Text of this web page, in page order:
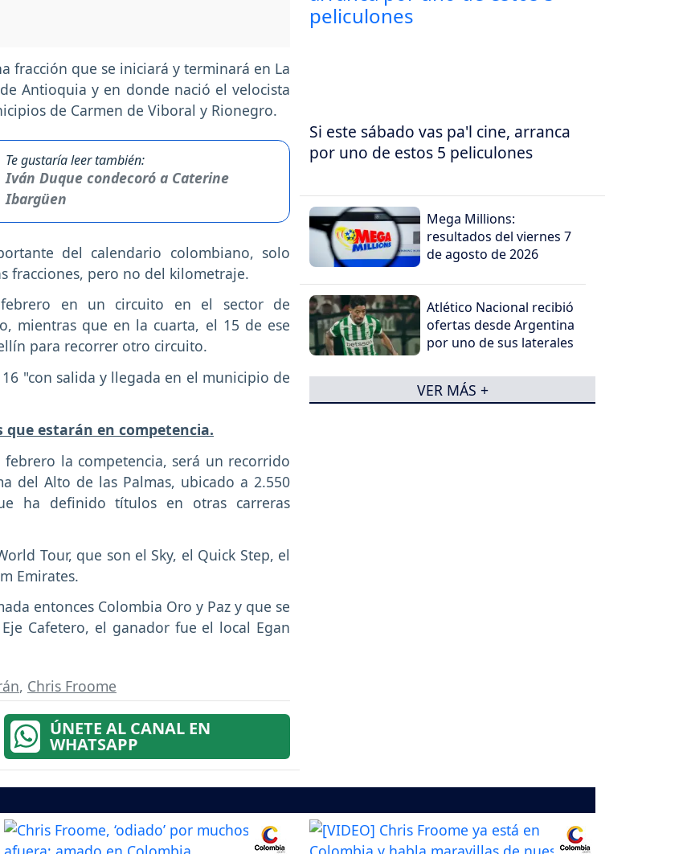
fracción que se iniciará y terminará en La
Antioquia y en donde nació el velocista
de Carmen de Viboral y Rionegro.
Te gustaría leer también:
Iván Duque condecoró a Caterine
Ibargüen
del calendario colombiano, solo
fracciones, pero no del kilometraje.
en un circuito en el sector de
mientras que en la cuarta, el 15 de ese
para recorrer otro circuito.
"con salida y llegada en el municipio de
que estarán en competencia.
la competencia, será un recorrido
del Alto de las Palmas, ubicado a 2.550
ha definido títulos en otras carreras
Tour, que son el Sky, el Quick Step, el
Emirates.
entonces Colombia Oro y Paz y que se
Cafetero, el ganador fue el local Egan
, Chris Froome
ÚNETE AL CANAL EN
WHATSAPP
Si este sábado vas pa'l cine, arranca
por uno de estos 5 peliculones
Mega Millions:
resultados del viernes 7
de agosto de 2026
Atlético Nacional recibió
ofertas desde Argentina
por uno de sus laterales
VER MÁS +